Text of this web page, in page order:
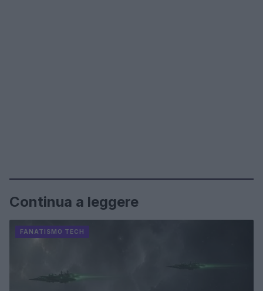
Continua a leggere
FANATISMO TECH